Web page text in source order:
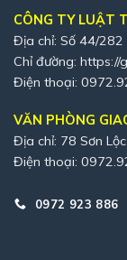
CÔNG TY LUẬT
Địa chỉ: Số 44/282
Chỉ đường: https://
Điện thoại:
VĂN PHÒNG
Địa chỉ: 78 Sơn
Điện thoại:
0972 923 886